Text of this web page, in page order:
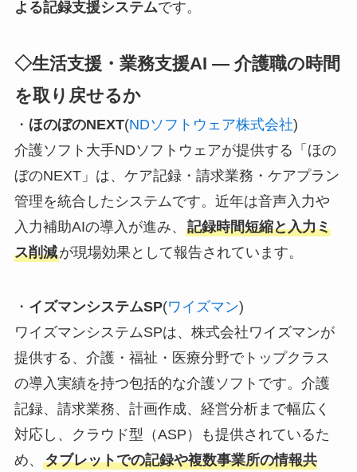
よる記録支援システムです。
◇生活支援・業務支援AI ― 介護職の時間
を取り戻せるか
・ ほのぼのNEXT(NDソフトウェア株式会社)
介護ソフト大手NDソフトウェアが提供する「ほの
ぼのNEXT」は、ケア記録・請求業務・ケアプラン
管理を統合したシステムです。近年は音声入力や
入力補助AIの導入が進み、 記録時間短縮と入力ミ
ス削減が現場効果として報告されています。
・ イズマンシステムSP(ワイズマン)
ワイズマンシステムSPは、株式会社ワイズマンが
提供する、介護・福祉・医療分野でトップクラス
の導入実績を持つ包括的な介護ソフトです。介護
記録、請求業務、計画作成、経営分析まで幅広く
対応し、クラウド型（ASP）も提供されているた
め、 タブレットでの記録や複数事業所の情報共